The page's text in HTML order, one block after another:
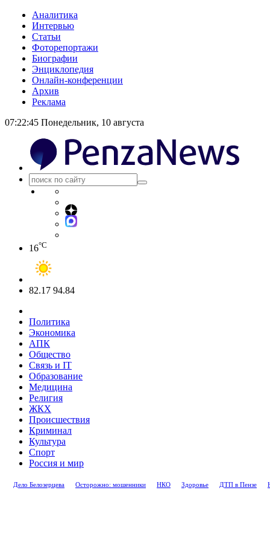
Аналитика
Интервью
Статьи
Фоторепортажи
Биографии
Энциклопедия
Онлайн-конференции
Архив
Реклама
07:22:46 Понедельник, 10 августа
16°C
82.17 94.84
Политика
Экономика
АПК
Общество
Связь и IT
Образование
Медицина
Религия
ЖКХ
Происшествия
Криминал
Культура
Спорт
Россия и мир
Дело Белозерцева Осторожно: мошенники НКО Здоровье ДТП в Пензе